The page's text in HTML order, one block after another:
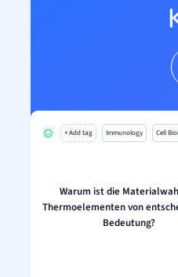
+ Add tag Immunology Cell
Warum ist die
Thermoelementen von
Bedeutung?